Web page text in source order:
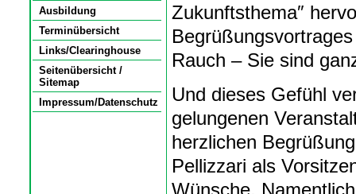
Ausbildung
Terminübersicht
Links/Clearinghouse
Seitenübersicht /
Sitemap
Impressum/Datenschutz
Zukunftsthema″
Rauch – Sie sind
Und dieses Gefühl
gelungenen
herzlichen
Pellizzari als